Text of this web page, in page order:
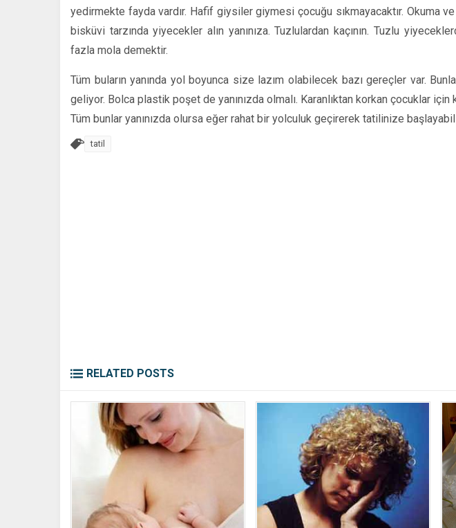
yedirmekte fayda vardır. Hafif giysiler giymesi çocuğu sıkmayacaktır. Okuma
bisküvi tarzında yiyecekler alın yanınıza. Tuzlulardan kaçının. Tuzlu
fazla mola demektir.
Tüm buların yanında yol boyunca size lazım olabilecek bazı gereçler var.
geliyor. Bolca plastik poşet de yanınızda olmalı. Karanlıktan korkan çocuklar
Tüm bunlar yanınızda olursa eğer rahat bir yolculuk geçirerek tatilinize
tatil
RELATED POSTS